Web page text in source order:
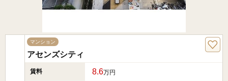
マンション
アセンズシティ
賃料 8.6万円